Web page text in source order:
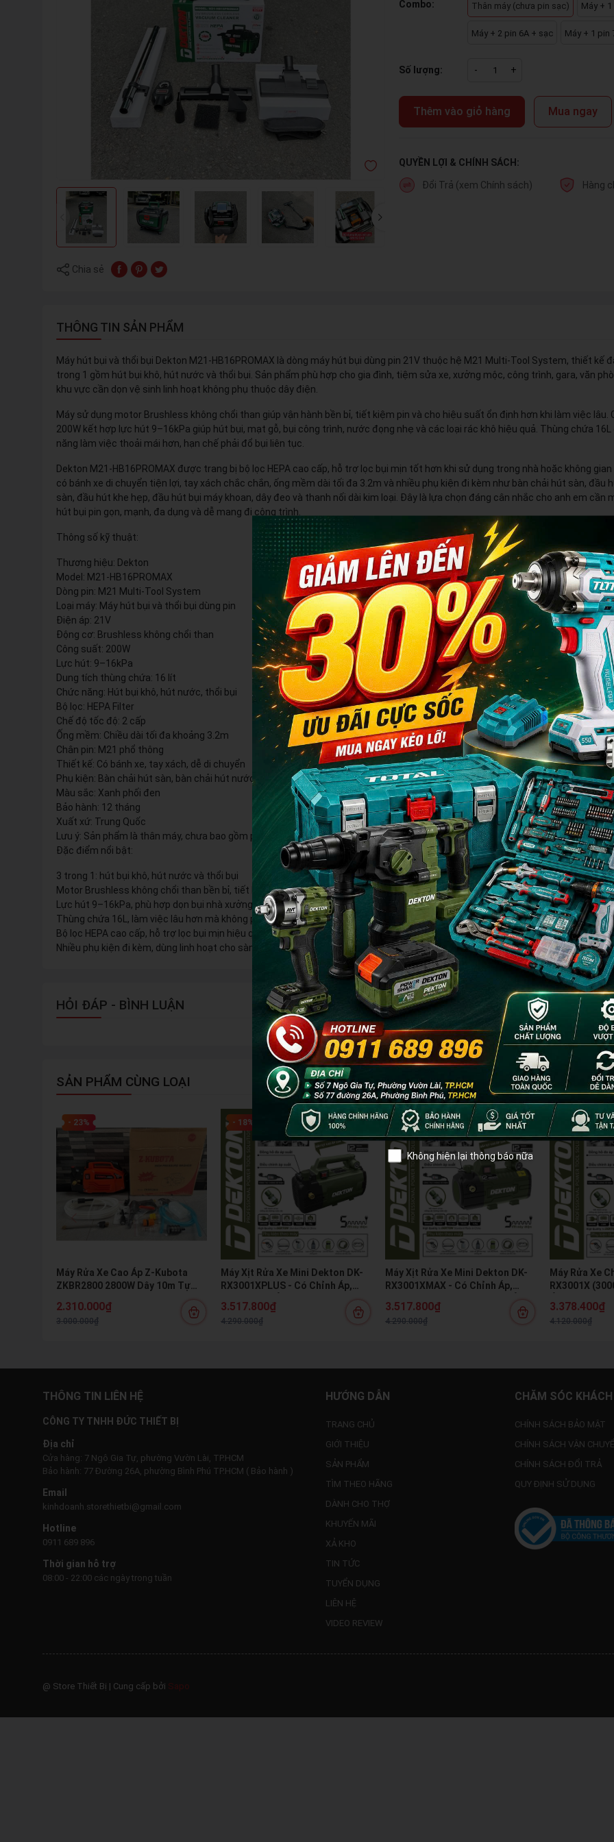
Chia sẻ
Combo: Thân máy (chưa pin sạc) Máy +
Máy + 2 pin 6A + sạc Máy + 1 pin
Số lượng: - +
Thêm vào giỏ hàng Mua ngay
QUYỀN LỢI & CHÍNH SÁCH:
Đổi Trả (xem Chính sách) Hàng
THÔNG TIN SẢN PHẨM
Máy hút bụi và thổi bụi Dekton M21-HB16PROMAX là dòng máy hút bụi dùng pin 21V thuộc hệ M21 Multi-Tool System, thiết kế
trong 1 gồm hút bụi khô, hút nước và thổi bụi. Sản phẩm phù hợp cho gia đình, tiệm sửa xe, xưởng mộc, công trình, gara, văn
khu vực cần dọn vệ sinh linh hoạt không phụ thuộc dây điện.
Máy sử dụng motor Brushless không chổi than giúp vận hành bền bỉ, tiết kiệm pin và cho hiệu suất ổn định hơn khi làm việc lâu.
200W kết hợp lực hút 9–16kPa giúp hút bụi, mạt gỗ, bụi công trình, nước đọng nhẹ và các loại rác khô hiệu quả. Thùng chứa 16L
năng làm việc thoải mái hơn, hạn chế phải đổ bụi liên tục.
Dekton M21-HB16PROMAX được trang bị bộ lọc HEPA cao cấp, hỗ trợ lọc bụi mịn tốt hơn khi sử dụng trong nhà hoặc không gian
có bánh xe di chuyển tiện lợi, tay xách chắc chắn, ống mềm dài tối đa 3.2m và nhiều phụ kiện đi kèm như bàn chải hút sàn, đầu
sàn, đầu hút khe hẹp, đầu hút bụi máy khoan, dây đeo và thanh nối dài kim loại. Đây là lựa chọn đáng cân nhắc cho anh em cần
hút bụi pin gọn, mạnh, đa dụng và dễ mang đi công trình.
Thông số kỹ thuật:
Thương hiệu: Dekton
Model: M21-HB16PROMAX
Dòng pin: M21 Multi-Tool System
Loại máy: Máy hút bụi và thổi bụi dùng pin
Điện áp: 21V
Động cơ: Brushless không chổi than
Công suất: 200W
Lực hút: 9–16kPa
Dung tích thùng chứa: 16 lít
Chức năng: Hút bụi khô, hút nước, thổi bụi
Bộ lọc: HEPA Filter
Chế độ tốc độ: 2 cấp
Ống mềm: Chiều dài tối đa khoảng 3.2m
Chân pin: M21 phổ thông
Thiết kế: Có bánh xe, tay xách, dễ di chuyển
Phụ kiện: Bàn chải hút sàn, bàn chải hút nước sàn, đầu hút khe hẹp, đầu hút bụi máy khoan, ống mềm, dây đeo, thanh nối dài
Màu sắc: Xanh phối đen
Bảo hành: 12 tháng
Xuất xứ: Trung Quốc
Lưu ý: Sản phẩm là thân máy, chưa bao gồm pin và sạc tùy phiên bản bán
Đặc điểm nổi bật:
3 trong 1: hút bụi khô, hút nước và thổi bụi
Motor Brushless không chổi than bền bỉ, tiết kiệm pin
Lực hút 9–16kPa, phù hợp dọn bụi nhà xưởng, công trình, gara
Thùng chứa 16L, làm việc lâu hơn mà không phải đổ bụi liên tục
Bộ lọc HEPA cao cấp, hỗ trợ lọc bụi mịn hiệu quả
Nhiều phụ kiện đi kèm, dùng linh hoạt cho sàn, khe hẹp, máy khoan, sofa và khu vực khó vệ sinh
HỎI ĐÁP - BÌNH LUẬN
SẢN PHẨM CÙNG LOẠI
- 23%
Máy Rửa Xe Cao Áp Z-Kubota
ZKBR2800 2800W Dây 10m Tự
2.310.000₫
3.000.000₫
- 18%
Máy Xịt Rửa Xe Mini Dekton DK-
RX3001XPLUS - Có Chỉnh Áp,
Xe & Vệ Sinh Máy Lạnh
3.517.800₫
4.290.000₫
- 18%
Máy Xịt Rửa Xe Mini Dekton DK-
RX3001XMAX - Có Chỉnh Áp,
Từ 100% Đồng
3.517.800₫
4.290.000₫
- 18%
Máy Rửa Xe
RX3001X
Áp 12m
3.378.400₫
4.120.000₫
THÔNG TIN LIÊN HỆ
CÔNG TY TNHH ĐỨC THIẾT BỊ
Địa chỉ
Cửa hàng: 7 Ngô Gia Tự, phường Vườn Lài, TP.HCM
Bảo hành: 77 Đường 26A, phường Bình Phú TP.HCM ( Bảo hành )
Email
kinhdoanh.storethietbi@gmail.com
Hotline
0911 689 896
Thời gian hỗ trợ
08:00 - 22:00 các ngày trong tuần
HƯỚNG DẪN
TRANG CHỦ
GIỚI THIỆU
SẢN PHẨM
TÌM THEO HÃNG
DÀNH CHO THỢ
KHUYẾN MÃI
XẢ KHO
TIN TỨC
TUYỂN DỤNG
LIÊN HỆ
VIDEO REVIEW
CHĂM SÓC
CHÍNH SÁCH BẢO MẬT
CHÍNH SÁCH VẬN
CHÍNH SÁCH ĐỔI TRẢ
QUY ĐỊNH SỬ DỤNG
@ Store Thiết Bị | Cung cấp bởi Sapo
Không hiện lại thông báo nữa